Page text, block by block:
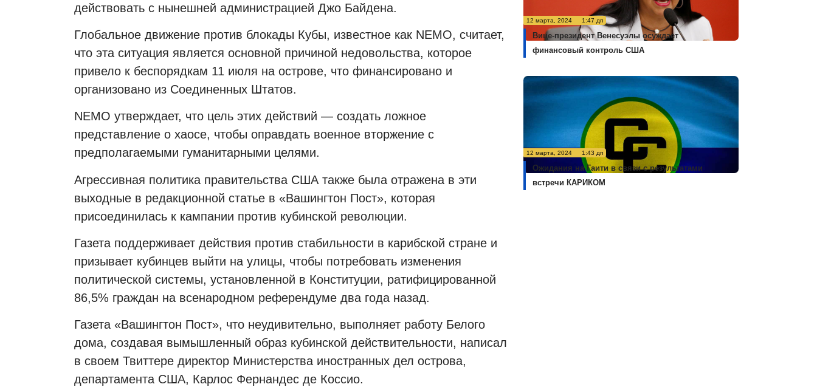
действовать с нынешней администрацией Джо Байдена.
Глобальное движение против блокады Кубы, известное как NEMO, считает,
что эта ситуация является основной причиной недовольства, которое
привело к беспорядкам 11 июля на острове, что финансировано и
организовано из Соединенных Штатов.
NEMO утверждает, что цель этих действий — создать ложное
представление о хаосе, чтобы оправдать военное вторжение с
предполагаемыми гуманитарными целями.
Агрессивная политика правительства США также была отражена в эти
выходные в редакционной статье в «Вашингтон Пост», которая
присоединилась к кампании против кубинской революции.
Газета поддерживает действия против стабильности в карибской стране и
призывает кубинцев выйти на улицы, чтобы потребовать изменения
политической системы, установленной в Конституции, ратифицированной
86,5% граждан на всенародном референдуме два года назад.
Газета «Вашингтон Пост», что неудивительно, выполняет работу Белого
дома, создавая вымышленный образ кубинской действительности, написал
в своем Твиттере директор Министерства иностранных дел острова,
департамента США, Карлос Фернандес де Коссио.
12 марта, 2024 1:47 дп
Вице-президент Венесуэлы осуждает
финансовый контроль США
12 марта, 2024 1:43 дп
Ожидания на Гаити в связи с результатами
встречи КАРИКОМ